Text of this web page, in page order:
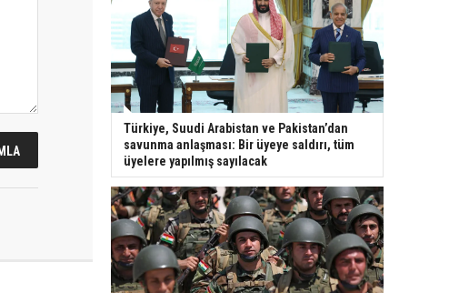
Türkiye, Suudi Arabistan ve Pakistan’dan
savunma anlaşması: Bir üyeye saldırı, tüm
üyelere yapılmış sayılacak